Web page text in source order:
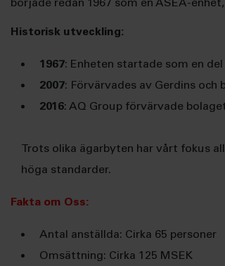
började redan 1967 som en ASEA-
Historisk utveckling:
1967: Enheten startade som en del
2007: Förvärvades av Gerdins och
2016: AQ Group förvärvade
Trots olika ägarbyten har vårt fokus
höga standarder.
Fakta om Oss:
Antal anställda: Cirka 65 personer
Omsättning: Cirka 125 MSEK